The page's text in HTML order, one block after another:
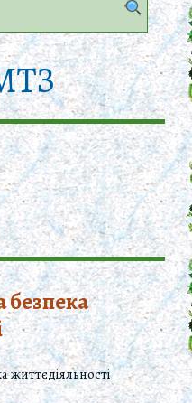
безпека
життєдіяльності